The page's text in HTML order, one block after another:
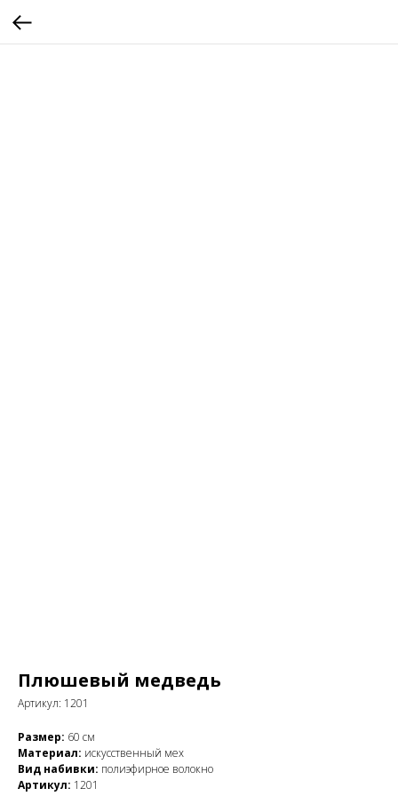
Плюшевый медведь
Артикул: 1201
Размер: 60 см
Материал: искусственный мех
Вид набивки: полиэфирное волокно
Артикул: 1201